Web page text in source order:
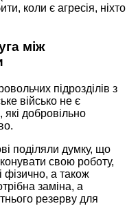
коли є агресія, ніхто
між
підрозділів з
військо не є
які добровільно
поділяли думку, що
свою роботу,
фізично, а також
заміна, а
резерву для